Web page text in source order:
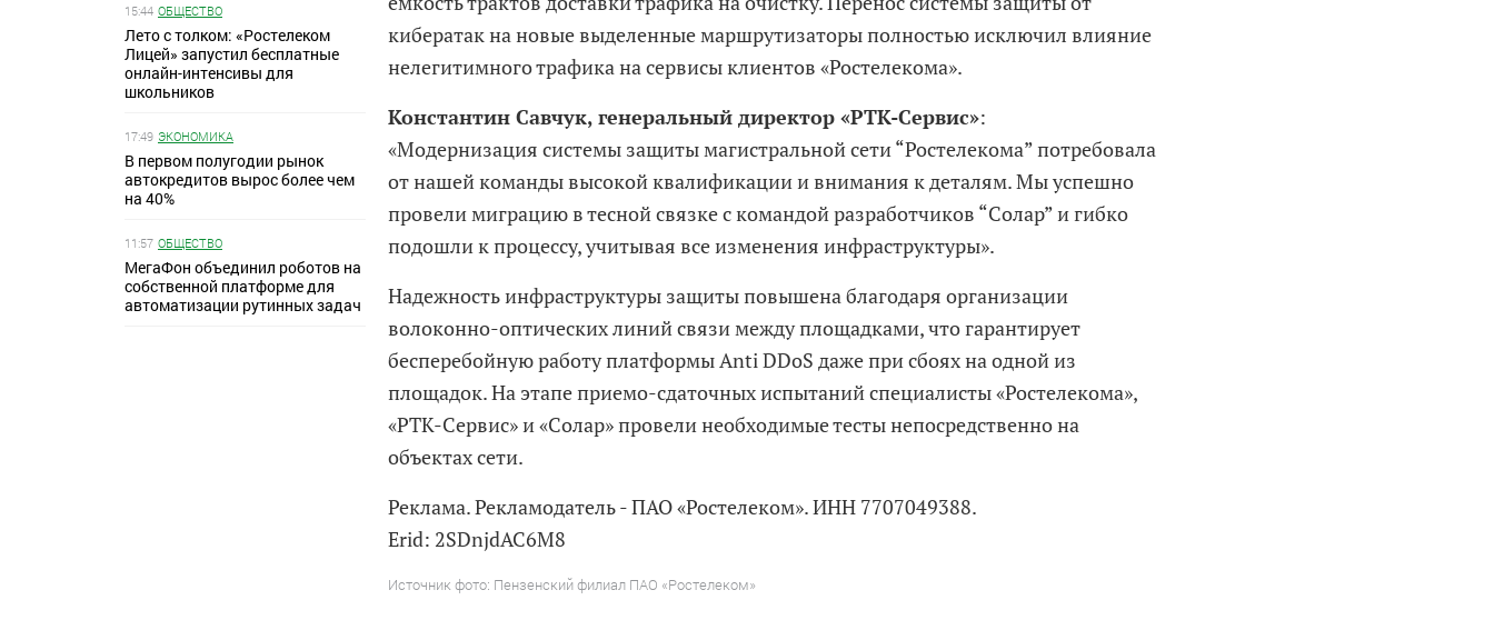
15:44 ОБЩЕСТВО
Лето с толком: «Ростелеком
Лицей» запустил бесплатные
онлайн-интенсивы для
школьников
17:49 ЭКОНОМИКА
В первом полугодии рынок
автокредитов вырос более чем
на 40%
11:57 ОБЩЕСТВО
МегаФон объединил роботов на
собственной платформе для
автоматизации рутинных задач
кибератак на новые выделенные маршрутизаторы полностью исключил влияние
нелегитимного трафика на сервисы клиентов «Ростелекома».
Константин Савчук, генеральный директор «РТК-Сервис»:
«Модернизация системы защиты магистральной сети “Ростелекома” потребовала
от нашей команды высокой квалификации и внимания к деталям. Мы успешно
провели миграцию в тесной связке с командой разработчиков “Солар” и гибко
подошли к процессу, учитывая все изменения инфраструктуры».
Надежность инфраструктуры защиты повышена благодаря организации
волоконно-оптических линий связи между площадками, что гарантирует
бесперебойную работу платформы Anti DDoS даже при сбоях на одной из
площадок. На этапе приемо-сдаточных испытаний специалисты «Ростелекома»,
«РТК-Сервис» и «Солар» провели необходимые тесты непосредственно на
объектах сети.
Реклама. Рекламодатель - ПАО «Ростелеком». ИНН 7707049388.
Erid: 2SDnjdAC6M8
Источник фото: Пензенский филиал ПАО «Ростелеком»